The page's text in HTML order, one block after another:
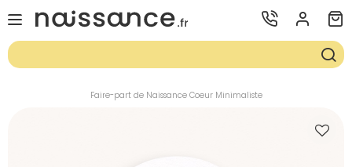
Faire-part de Naissance Coeur Minimaliste